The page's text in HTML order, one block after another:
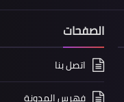
الصفحات
اتصل بنا
فهرس المدونة